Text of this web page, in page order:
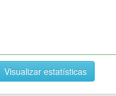
Visualizar estatísticas